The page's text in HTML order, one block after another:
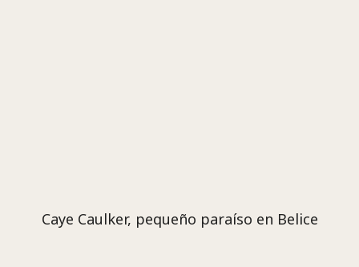
Caye Caulker, pequeño paraíso en Belice